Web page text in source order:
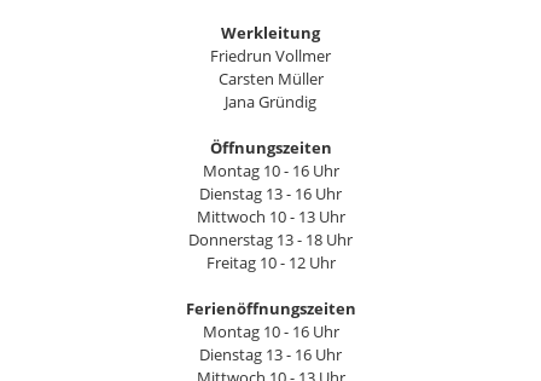
Werkleitung
Friedrun Vollmer
Carsten Müller
Jana Gründig
Öffnungszeiten
Montag 10 - 16 Uhr
Dienstag 13 - 16 Uhr
Mittwoch 10 - 13 Uhr
Donnerstag 13 - 18 Uhr
Freitag 10 - 12 Uhr
Ferienöffnungszeiten
Montag 10 - 16 Uhr
Dienstag 13 - 16 Uhr